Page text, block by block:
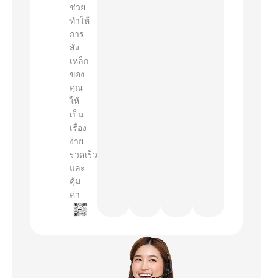
ช่วย
ทำให้
การ
สั่ง
เหล็ก
ของ
คุณ
ให้
เป็น
เรื่อง
ง่าย
รวดเร็ว
และ
คุ้ม
ค่า